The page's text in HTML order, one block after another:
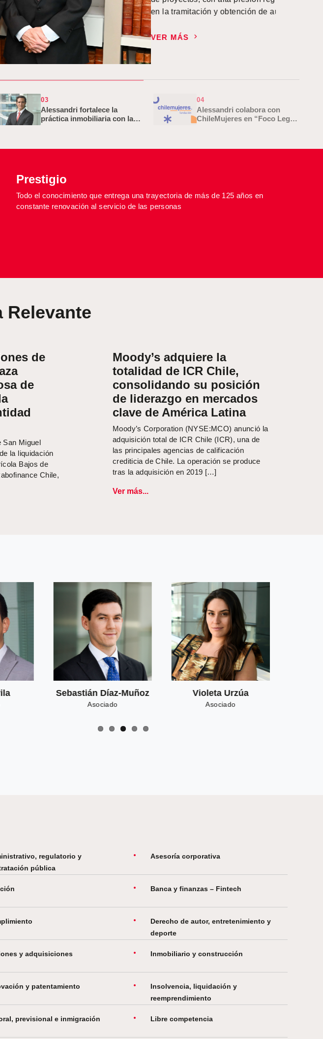
03
Alessandri fortalece la
práctica inmobiliaria con la
04
Alessandri colabora con
ChileMujeres en “Foco Legal:
Prestigio
Todo el conocimiento que entrega una trayectoria de más de 125 años en
constante renovación al servicio de las personas
Relevante
de
de
San Miguel
la liquidación
Bajos de
Chile,
Moody’s adquiere la
totalidad de ICR Chile,
consolidando su posición
de liderazgo en mercados
clave de América Latina
Moody’s Corporation (NYSE:MCO) anunció la
adquisición total de ICR Chile (ICR), una de
las principales agencias de calificación
crediticia de Chile. La operación se produce
tras la adquisición en 2019 […]
Ver más...
Urzúa Patricio Rámila Raúl Montero
regulatorio y
pública
Asesoría corporativa
Banca y finanzas – Fintech
Derecho de autor, entretenimiento y
deporte
y adquisiciones Inmobiliario y construcción
y patentamiento
Insolvencia, liquidación y
reemprendimiento
previsional e inmigración Libre competencia